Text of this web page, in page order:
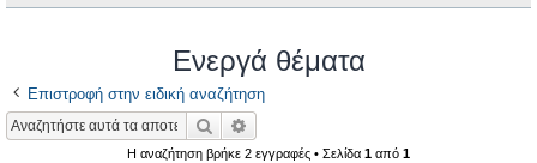
Ενεργά θέματα
Επιστροφή στην ειδική αναζήτηση
Αναζήτηση
Η αναζήτηση βρήκε 2 εγγραφές • Σελίδα 1 από 1